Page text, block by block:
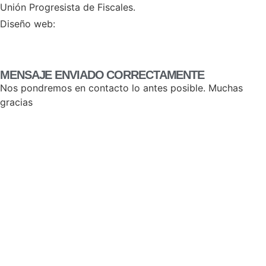
Unión Progresista de Fiscales.
Diseño web:
MENSAJE ENVIADO CORRECTAMENTE
Nos pondremos en contacto lo antes posible. Muchas
gracias